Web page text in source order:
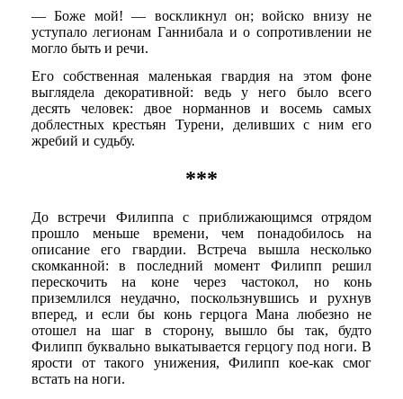
— Боже мой! — воскликнул он; войско внизу не
уступало легионам Ганнибала и о сопротивлении не
могло быть и речи.
Его собственная маленькая гвардия на этом фоне
выглядела декоративной: ведь у него было всего
десять человек: двое норманнов и восемь самых
доблестных крестьян Турени, деливших с ним его
жребий и судьбу.
***
До встречи Филиппа с приближающимся отрядом
прошло меньше времени, чем понадобилось на
описание его гвардии. Встреча вышла несколько
скомканной: в последний момент Филипп решил
перескочить на коне через частокол, но конь
приземлился неудачно, поскользнувшись и рухнув
вперед, и если бы конь герцога Мана любезно не
отошел на шаг в сторону, вышло бы так, будто
Филипп буквально выкатывается герцогу под ноги. В
ярости от такого унижения, Филипп кое-как смог
встать на ноги.